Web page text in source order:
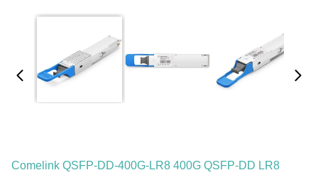
Comelink QSFP-DD-400G-LR8 400G QSFP-DD LR8